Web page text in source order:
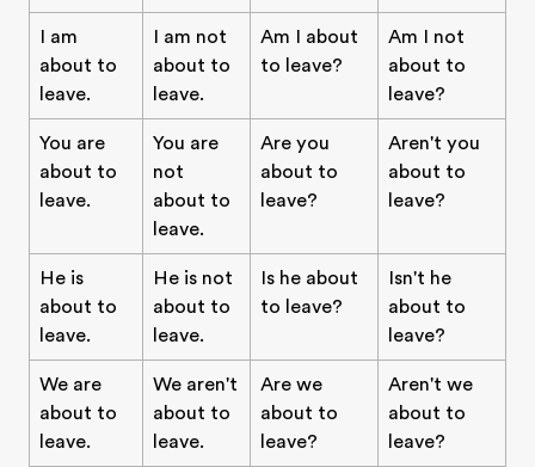
I am
about to
leave.
I am not
about to
leave.
Am I about
to leave?
Am I not
about to
leave?
You are
about to
leave.
You are
not
about to
leave.
Are you
about to
leave?
Aren't you
about to
leave?
He is
about to
leave.
He is not
about to
leave.
Is he about
to leave?
Isn't he
about to
leave?
We are
about to
leave.
We aren't
about to
leave.
Are we
about to
leave?
Aren't we
about to
leave?